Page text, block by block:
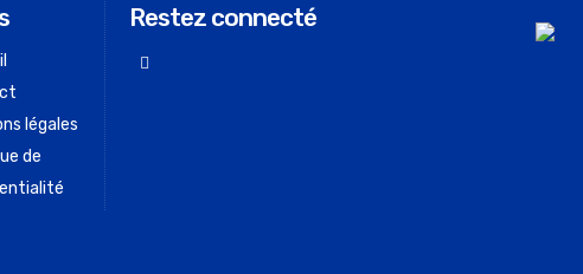
légales
de
Restez connecté